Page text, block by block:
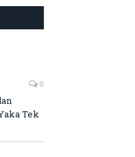
0
Tek